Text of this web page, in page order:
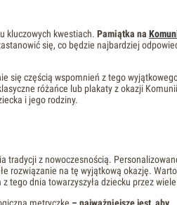
kluczowych kwestiach. Pamiątka na
się, co będzie najbardziej
się częścią wspomnień z tego
różańce lub plakaty z okazji Komunii
i jego rodziny.
tradycji z nowoczesnością.
rozwiązanie na tę wyjątkową okazję. Warto
tego dnia towarzyszyła dziecku przez